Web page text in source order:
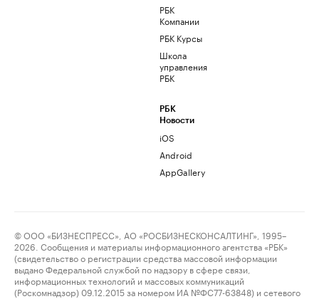
РБК
Компании
РБК Курсы
Школа
управления
РБК
РБК
Новости
iOS
Android
AppGallery
© ООО «БИЗНЕСПРЕСС», АО «РОСБИЗНЕСКОНСАЛТИНГ», 1995–
2026. Сообщения и материалы информационного агентства «РБК»
(свидетельство о регистрации средства массовой информации
выдано Федеральной службой по надзору в сфере связи,
информационных технологий и массовых коммуникаций
(Роскомнадзор) 09.12.2015 за номером ИА №ФС77-63848) и сетевого